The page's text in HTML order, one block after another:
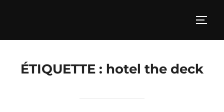
ÉTIQUETTE : hotel the deck